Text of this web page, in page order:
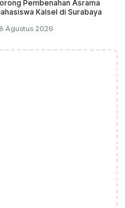
Pembenahan Asrama
Kalsel di Surabaya
Agustus 2026